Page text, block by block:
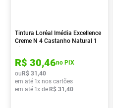
Tintura Loréal Imédia Excellence
Creme N 4 Castanho Natural 1
Kit
R$ 30,46no PIX
ouR$ 31 ,40
em até 1x nos cartões
em até 1x deR$ 31 ,40